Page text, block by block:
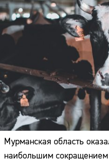
Мурманская область
наибольшим сокращением